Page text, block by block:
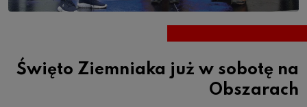
Święto Ziemniaka już w sobotę na
Obszarach